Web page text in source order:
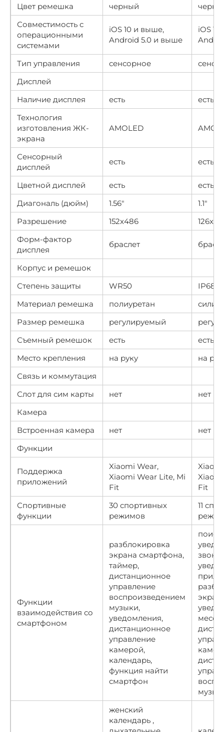
Цвет ремешка
черный
Совместимость с
операционными
системами
iOS 10 и выше,
Android 5.0 и выше
iOS
Тип управления сенсорное
Дисплей
Наличие дисплея
есть
есть
Технология
изготовления ЖК-
экрана
AMOLED
Сенсорный
дисплей
есть есть
Цветной дисплей есть
есть
Диагональ (дюйм)
1.56″
1.1″
Разрешение
152х486
Форм-фактор
дисплея
браслет
Корпус и ремешок
Степень защиты
WR50
IP68
Материал ремешка
полиуретан
Размер ремешка
регулируемый
Съемный ремешок
есть
есть
Место крепления
на руку
на
Связь и коммутация
Слот для сим карты
нет
нет
Камера
Встроенная камера
нет
нет
Функции
Поддержка
приложений
Xiaomi Wear,
Xiaomi Wear Lite, Mi
Fit
Fit
Спортивные
функции
30 спортивных
режимов
11
Функции
взаимодействия со
смартфоном
разблокировка
экрана смартфона,
таймер,
дистанционное
управление
воспроизведением
музыки,
уведомления,
дистанционное
управление
камерой,
календарь,
функция найти
смартфон
поиск
женский
календарь ,